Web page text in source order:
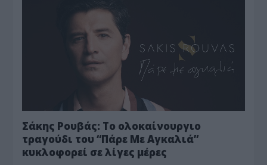
Σάκης Ρουβάς: Το ολοκαίνουργιο
τραγούδι του “Πάρε Με Αγκαλιά”
κυκλοφορεί σε λίγες μέρες